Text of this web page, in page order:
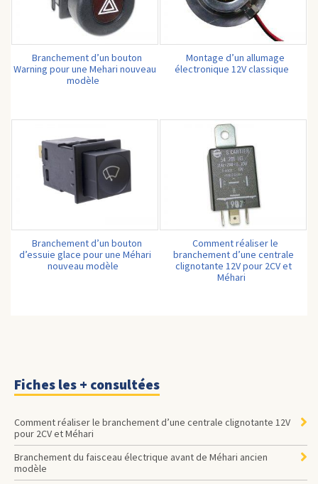
Branchement d’un bouton
Warning pour une Mehari nouveau
modèle
Montage d’un allumage
électronique 12V classique
Branchement d’un bouton
d’essuie glace pour une Méhari
nouveau modèle
Comment réaliser le
branchement d’une centrale
clignotante 12V pour 2CV et
Méhari
Fiches les + consultées
Comment réaliser le branchement d’une centrale clignotante 12V
pour 2CV et Méhari
Branchement du faisceau électrique avant de Méhari ancien
modèle